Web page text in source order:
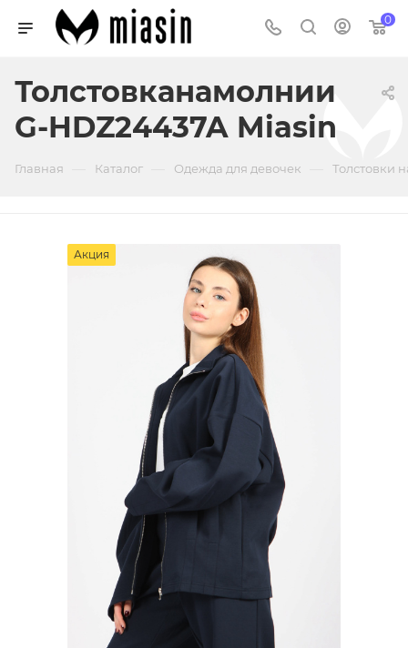
0
Толстовканамолнии
G-HDZ24437A Miasin
Главная Каталог Одежда для девочек Толстовки
Акция